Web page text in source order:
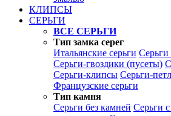
КЛИПСЫ
СЕРЬГИ
ВСЕ СЕРЬГИ
Тип замка серег
Итальянские серьги Серьги
Серьги-гвоздики (пусеты)
Серьги-клипсы Серьги-
Французские серьги
Тип камня
Серьги без камней Серьги